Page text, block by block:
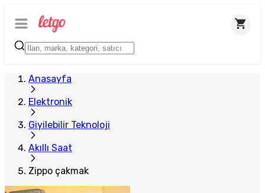
Anasayfa
Elektronik
Giyilebilir Teknoloji
Akıllı Saat
Zippo çakmak
Plus Satıcı